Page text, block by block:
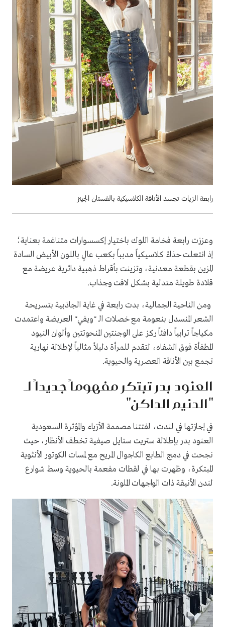
رابعة الزيات تجسد الأناقة الكلاسيكية بالفستان الجينز
وعززت رابعة فخامة اللوك باختيار إكسسوارات متناغمة بعناية؛
إذ انتعلت حذاءً كلاسيكياً مدبباً بكعب عالٍ باللون الأبيض السادة
المزين بقطعة معدنية، وتزينت بأقراط ذهبية دائرية عريضة مع
قلادة طويلة متدلية بشكل لافت وجذاب.
ومن الناحية الجمالية، بدت رابعة في غاية الجاذبية بتسريحة
الشعر المنسدل بنعومة مع خصلات الـ "ويفي" العريضة واعتمدت
مكياجاً ترابياً دافئاً ركز على الوجنتين المنحوتتين وألوان النيود
المطفأة فوق الشفاه، لتقدم للمرأة دليلاً مثالياً لإطلالة نهارية
تجمع بين الأناقة العصرية والحيوية.
العنود بدر تبتكر مفهوماً جديداً لـ
"الدنيم الداكن"
في إجازتها في لندت، لفتتنا مصممة الأزياء والمؤثرة السعودية
العنود بدر بإطلالة ستريت ستايل صيفية تخطف الأنظار، حيث
نجحت في دمج الطابع الكاجوال المريح مع لمسات الكوتور الأنثوية
المبتكرة، وظهرت بها في لقطات مفعمة بالحيوية وسط شوارع
لندن الأنيقة ذات الواجهات الملونة.